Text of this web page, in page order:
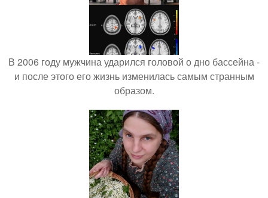
В 2006 году мужчина ударился головой о дно бассейна -
и после этого его жизнь изменилась самым странным
образом.